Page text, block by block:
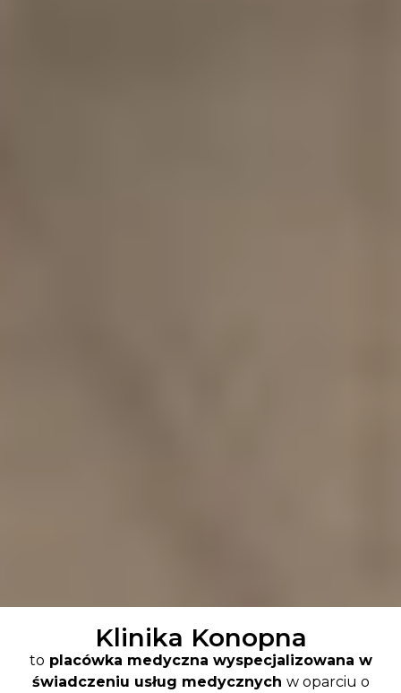
Klinika Konopna
to placówka medyczna wyspecjalizowana w
świadczeniu usług medycznych w oparciu o